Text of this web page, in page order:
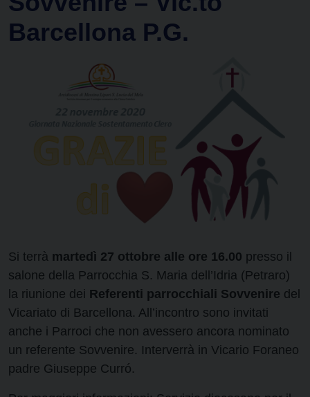
Barcellona P.G.
Si terrà martedì 27 ottobre alle ore 16.00 presso il
salone della Parrocchia S. Maria dell’Idria (Petraro)
la riunione dei Referenti parrocchiali Sovvenire del
Vicariato di Barcellona. All’incontro sono invitati
anche i Parroci che non avessero ancora nominato
un referente Sovvenire. Interverrà in Vicario Foraneo
padre Giuseppe Curró.